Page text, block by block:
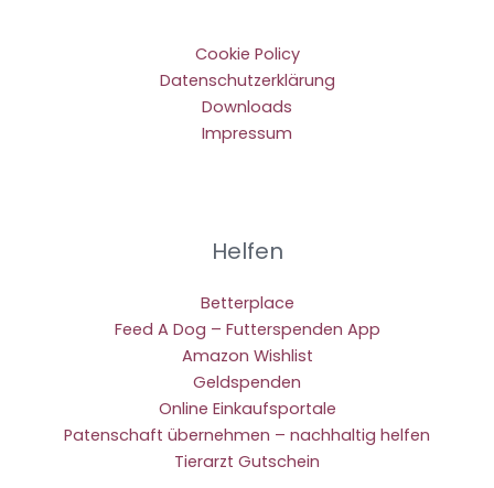
Cookie Policy
Datenschutzerklärung
Downloads
Impressum
Helfen
Betterplace
Feed A Dog – Futterspenden App
Amazon Wishlist
Geldspenden
Online Einkaufsportale
Patenschaft übernehmen – nachhaltig helfen
Tierarzt Gutschein